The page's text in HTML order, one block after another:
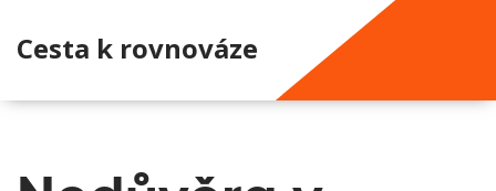
Cesta k rovnováze